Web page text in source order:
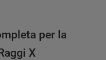
per la
X